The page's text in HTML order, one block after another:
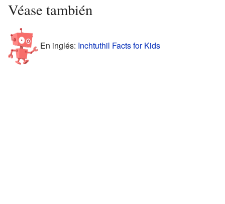
Véase también
En inglés: Inchtuthil Facts for Kids